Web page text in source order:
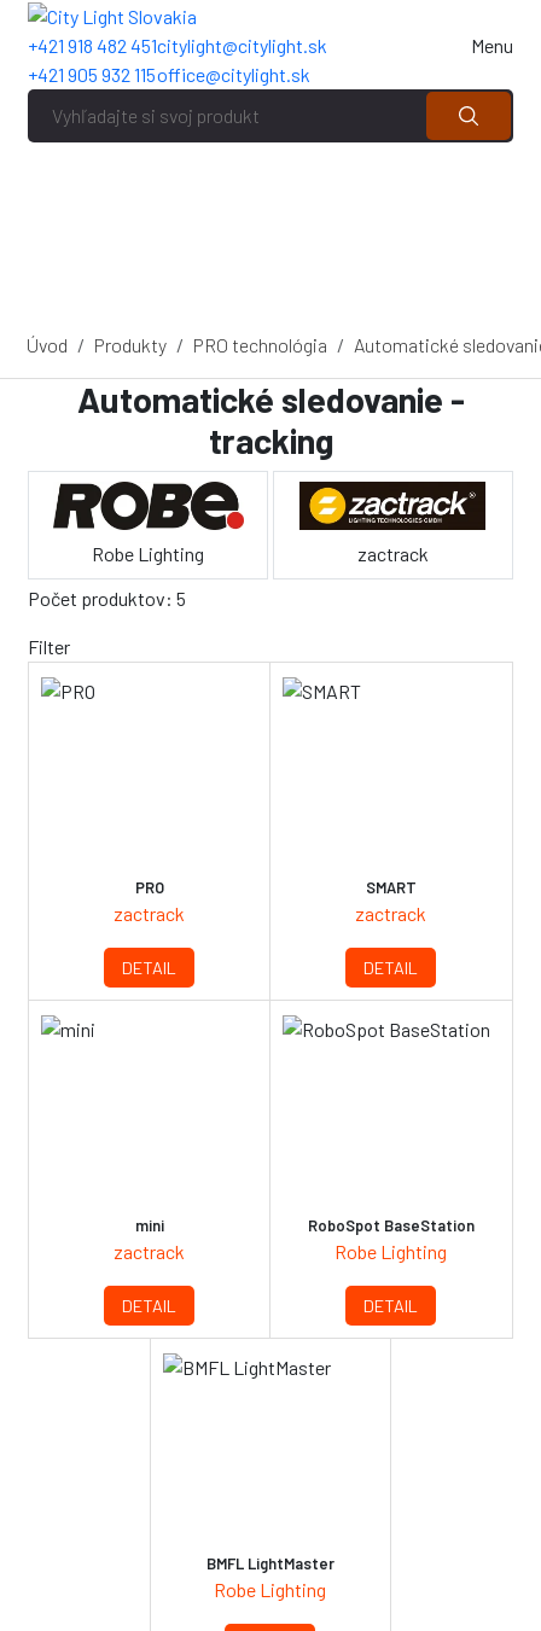
Menu
+421 918 482 451
+421 905 932 115
citylight@citylight.sk
office@citylight.sk
Úvod Produkty PRO technológia Automatické
Automatické sledovanie -
tracking
Robe Lighting
zactrack
Počet produktov: 5
Filter
PRO
zactrack
DETAIL
SMART
zactrack
DETAIL
mini
zactrack
DETAIL
RoboSpot BaseStation
Robe Lighting
DETAIL
BMFL LightMaster
Robe Lighting